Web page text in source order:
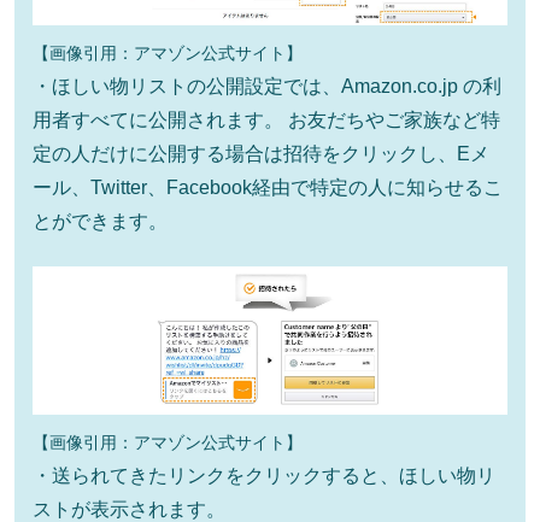
【画像引用：アマゾン公式サイト】
・ほしい物リストの公開設定では、Amazon.co.jp の利
用者すべてに公開されます。 お友だちやご家族など特
定の人だけに公開する場合は招待をクリックし、Eメ
ール、Twitter、Facebook経由で特定の人に知らせるこ
とができます。
【画像引用：アマゾン公式サイト】
・送られてきたリンクをクリックすると、ほしい物リ
ストが表示されます。